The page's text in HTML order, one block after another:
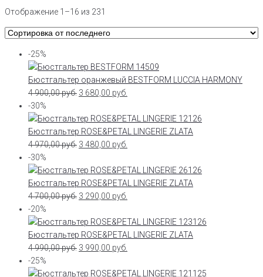
Отображение 1–16 из 231
-25%
Бюстгальтер оранжевый BESTFORM LUCCIA HARMONY
4 900,00руб. 3 680,00 руб.
-30%
Бюстгальтер ROSE&PETAL LINGERIE ZLATA
4 970,00руб. 3 480,00 руб.
-30%
Бюстгальтер ROSE&PETAL LINGERIE ZLATA
4 700,00руб. 3 290,00 руб.
-20%
Бюстгальтер ROSE&PETAL LINGERIE ZLATA
4 990,00руб. 3 990,00 руб.
-25%